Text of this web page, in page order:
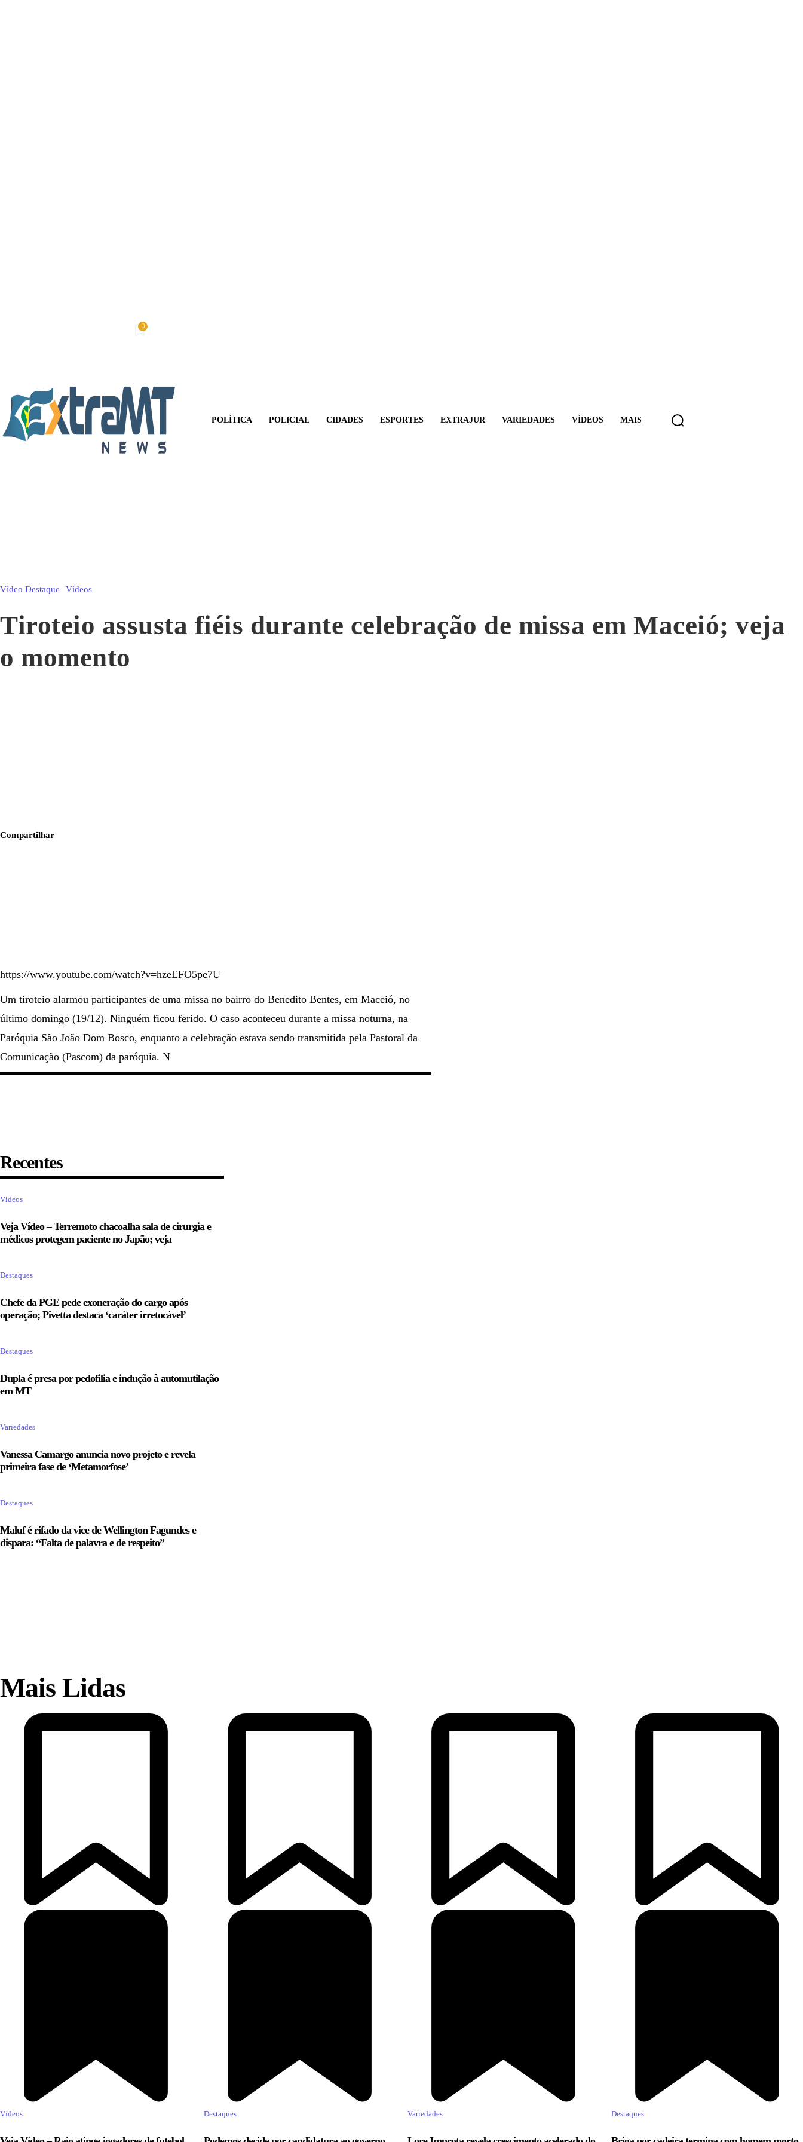
0
POLÍTICA POLICIAL CIDADES ESPORTES EXTRAJUR VARIEDADES VÍDEOS MAIS
Vídeo Destaque Vídeos
Tiroteio assusta fiéis durante celebração de missa em Maceió; veja
o momento
Compartilhar
https://www.youtube.com/watch?v=hzeEFO5pe7U
Um tiroteio alarmou participantes de uma missa no bairro do Benedito Bentes, em Maceió, no
último domingo (19/12). Ninguém ficou ferido. O caso aconteceu durante a missa noturna, na
Paróquia São João Dom Bosco, enquanto a celebração estava sendo transmitida pela Pastoral da
Comunicação (Pascom) da paróquia. N
Recentes
Vídeos
Veja Vídeo – Terremoto chacoalha sala de cirurgia e
médicos protegem paciente no Japão; veja
Destaques
Chefe da PGE pede exoneração do cargo após
operação; Pivetta destaca ‘caráter irretocável’
Destaques
Dupla é presa por pedofilia e indução à automutilação
em MT
Variedades
Vanessa Camargo anuncia novo projeto e revela
primeira fase de ‘Metamorfose’
Destaques
Maluf é rifado da vice de Wellington Fagundes e
dispara: “Falta de palavra e de respeito”
Mais Lidas
Vídeos Destaques Variedades Destaques